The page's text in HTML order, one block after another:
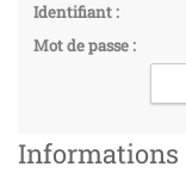
Identifiant :
Mot de passe :
Informations